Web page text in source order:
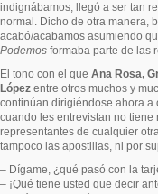
indignábamos, llegó a ser tan
normal. Dicho de otra manera,
acabó/acabamos asumiendo
Podemos formaba parte de las
El tono con el que Ana Rosa,
López entre otros muchos y
continúan dirigiéndose ahora a
cuando les entrevistan no
representantes de cualquier
tampoco las apostillas, ni por
– Dígame, ¿qué pasó con la
– ¡Qué tiene usted que decir